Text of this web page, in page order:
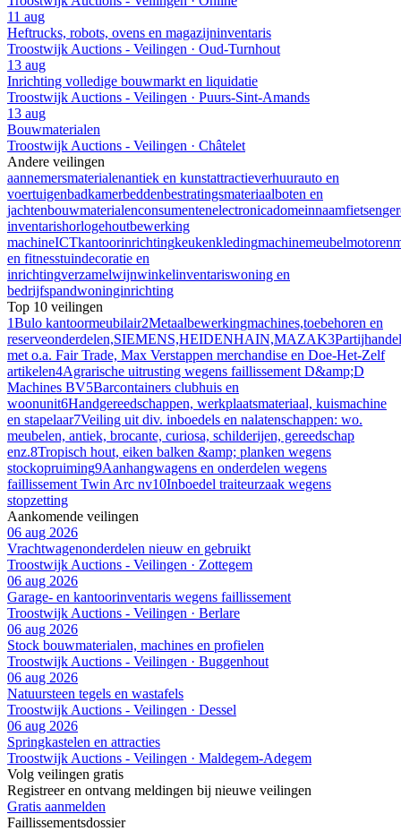
11 aug
Heftrucks, robots, ovens en magazijninventaris
Troostwijk Auctions - Veilingen · Oud-Turnhout
13 aug
Inrichting volledige bouwmarkt en liquidatie
Troostwijk Auctions - Veilingen · Puurs-Sint-Amands
13 aug
Bouwmaterialen
Troostwijk Auctions - Veilingen · Châtelet
Andere veilingen
aannemersmaterialenantiek en kunstattractieverhuurauto en
voertuigenbadkamerbeddenbestratingsmateriaalboten en
jachtenbouwmaterialenconsumentenelectronicadomeinnaamfietsen
inventarishorlogehoutbewerking
machineICTkantoorinrichtingkeukenkledingmachinemeubelmotoren
en fitnesstuindecoratie en
inrichtingverzamelwijnwinkelinventariswoning en
bedrijfspandwoninginrichting
Top 10 veilingen
1Bulo kantoormeubilair2Metaalbewerkingmachines,toebehoren en
reserveonderdelen,SIEMENS,HEIDENHAIN,MAZAK3Partijhandel
met o.a. Fair Trade, Max Verstappen merchandise en Doe-Het-Zelf
artikelen4Agrarische uitrusting wegens faillissement D&amp;D
Machines BV5Barcontainers clubhuis en
woonunit6Handgereedschappen, werkplaatsmateriaal, kuismachine
en stapelaar7Veiling uit div. inboedels en nalatenschappen: wo.
meubelen, antiek, brocante, curiosa, schilderijen, gereedschap
enz.8Tropisch hout, eiken balken &amp; planken wegens
stockopruiming9Aanhangwagens en onderdelen wegens
faillissement Twin Arc nv10Inboedel traiteurzaak wegens
stopzetting
Aankomende veilingen
06 aug 2026
Vrachtwagenonderdelen nieuw en gebruikt
Troostwijk Auctions - Veilingen · Zottegem
06 aug 2026
Garage- en kantoorinventaris wegens faillissement
Troostwijk Auctions - Veilingen · Berlare
06 aug 2026
Stock bouwmaterialen, machines en profielen
Troostwijk Auctions - Veilingen · Buggenhout
06 aug 2026
Natuursteen tegels en wastafels
Troostwijk Auctions - Veilingen · Dessel
06 aug 2026
Springkastelen en attracties
Troostwijk Auctions - Veilingen · Maldegem-Adegem
Volg veilingen gratis
Registreer en ontvang meldingen bij nieuwe veilingen
Gratis aanmelden
Faillissementsdossier